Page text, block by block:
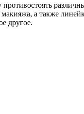
а также
другое.